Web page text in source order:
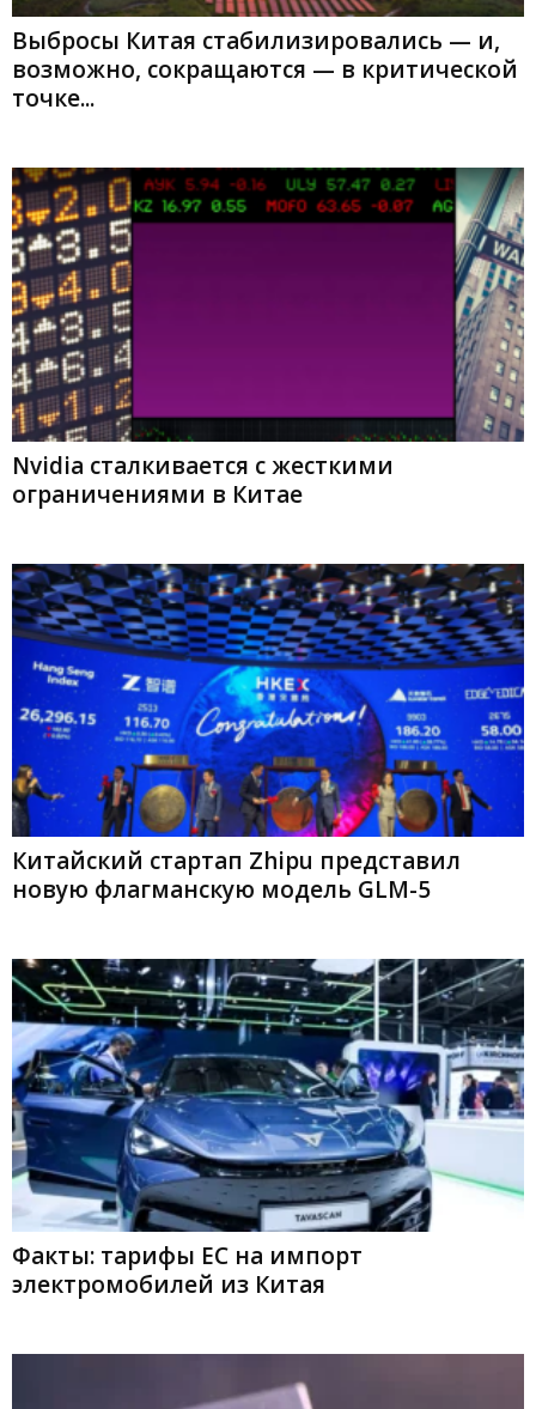
Выбросы Китая стабилизировались — и,
возможно, сокращаются — в критической
точке...
Nvidia сталкивается с жесткими
ограничениями в Китае
Китайский стартап Zhipu представил
новую флагманскую модель GLM-5
Факты: тарифы ЕС на импорт
электромобилей из Китая